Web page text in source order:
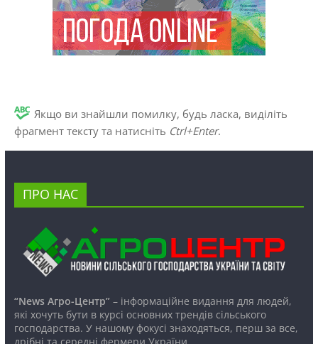
Якщо ви знайшли помилку, будь ласка, виділіть
фрагмент тексту та натисніть Ctrl+Enter.
ПРО НАС
“News Агро-Центр”– інформаційне видання для людей,
які хочуть бути в курсі основних трендів сільського
господарства. У нашому фокусі знаходяться, перш за все,